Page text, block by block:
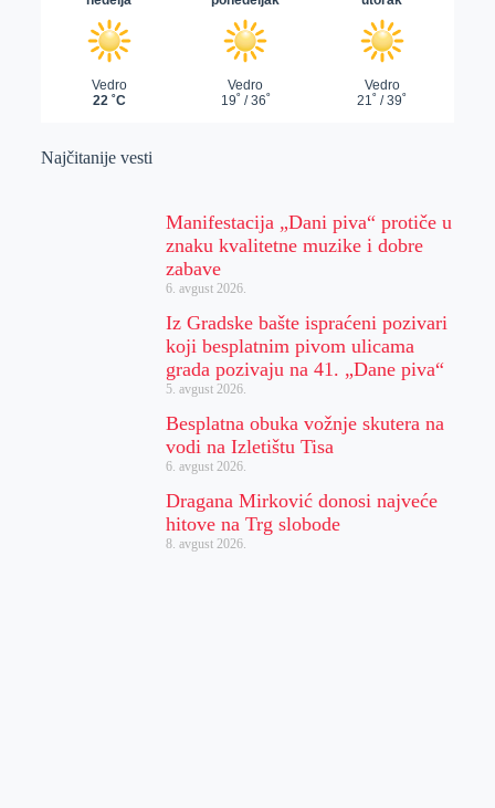
Najčitanije vesti
Manifestacija „Dani piva“ protiče u
znaku kvalitetne muzike i dobre
zabave
6. avgust 2026.
Iz Gradske bašte ispraćeni pozivari
koji besplatnim pivom ulicama
grada pozivaju na 41. „Dane piva“
5. avgust 2026.
Besplatna obuka vožnje skutera na
vodi na Izletištu Tisa
6. avgust 2026.
Dragana Mirković donosi najveće
hitove na Trg slobode
8. avgust 2026.